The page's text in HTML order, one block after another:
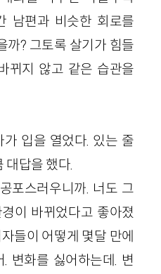
남편과 비슷한 회로를
까? 그토록 살기가 힘들
뀌지 않고 같은 습관을
입을 열었다. 있는 줄
대답을 했다.
포스러우니까. 너도 그
이 바뀌었다고 좋아졌
들이 어떻게 몇달 만에
변화를 싫어하는데. 변